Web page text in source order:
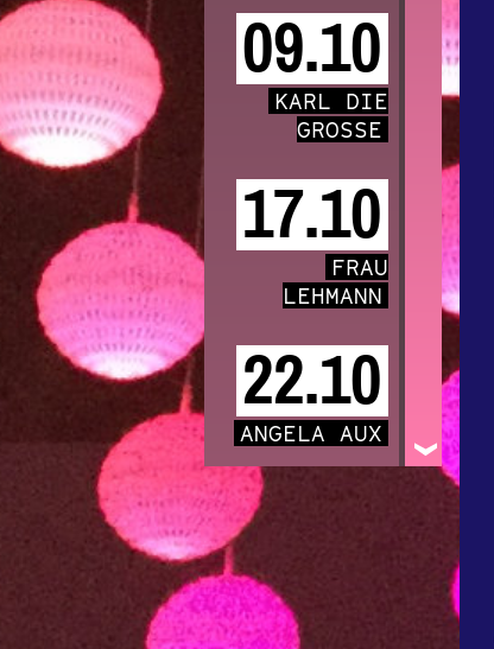
09.10
KARL DIE
GROSSE
17.10
FRAU
LEHMANN
22.10
ANGELA AUX
31.10
Featuring Lou
Rhodes of LAMB